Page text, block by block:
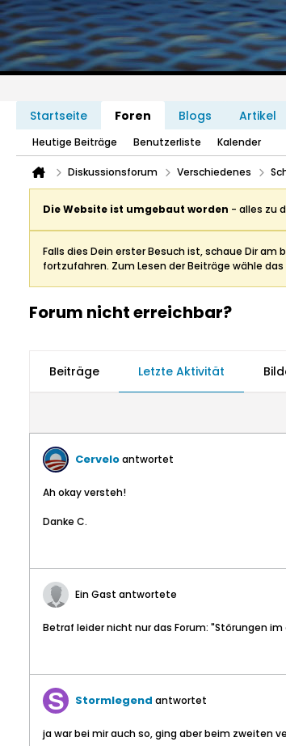
Startseite Foren Blogs Artikel
Heutige Beiträge Benutzerliste Kalender
Diskussionsforum Verschiedenes
Die Website ist umgebaut worden - alles zu
Falls dies Dein erster Besuch ist, schaue Dir am
fortzufahren. Zum Lesen der Beiträge wähle
Forum nicht erreichbar?
Beiträge Letzte Aktivität
Cerveloantwortet
Ah okay versteh!
Danke C.
Ein Gast antwortete
Betraf leider nicht nur das Forum: "Störungen
Stormlegend antwortet
ja war bei mir auch so, ging aber beim zweiten